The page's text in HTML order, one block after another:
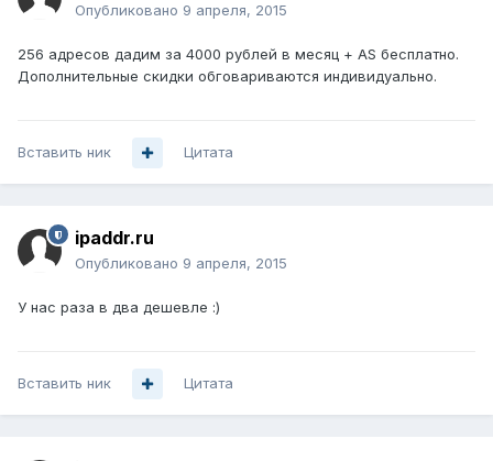
Опубликовано 9 апреля, 2015
256 адресов дадим за 4000 рублей в месяц + AS бесплатно.
Дополнительные скидки обговариваются индивидуально.
Вставить ник Цитата
ipaddr.ru
Опубликовано 9 апреля, 2015
У нас раза в два дешевле :)
Вставить ник Цитата